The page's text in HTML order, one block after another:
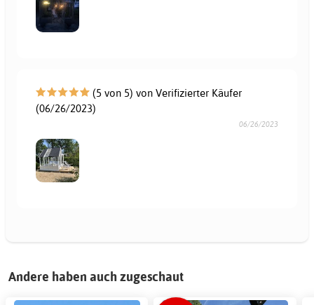
(5 von 5) von Verifizierter Käufer
(06/26/2023)
06/26/2023
Andere haben auch zugeschaut